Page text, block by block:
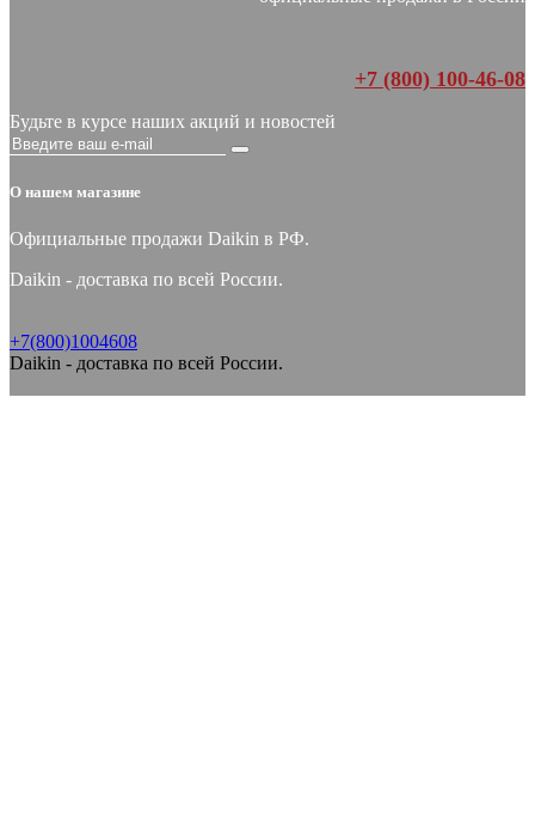
+7 (800) 100-46-08
Будьте в курсе наших акций и новостей
О нашем магазине
Официальные продажи Daikin в РФ.
Daikin - доставка по всей России.
+7(800)1004608
Daikin - доставка по всей России.